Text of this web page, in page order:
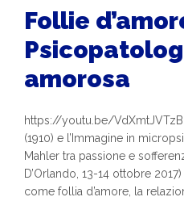
Follie
amorosa
https://youtu.be/
(1910) e l’Immagine in
Mahler tra passione e
D’Orlando, 13-14 ottobre
come follia d’amore, la